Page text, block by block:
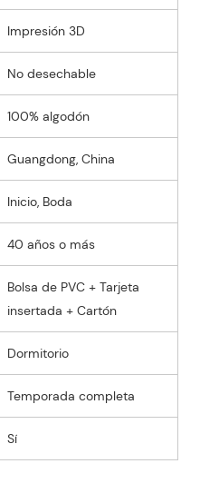
Impresión 3D
No desechable
100% algodón
Guangdong, China
Inicio, Boda
40 años o más
Bolsa de PVC + Tarjeta
insertada + Cartón
Dormitorio
Temporada completa
Sí